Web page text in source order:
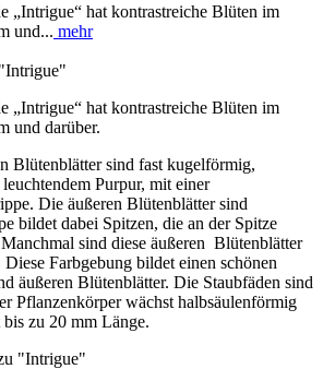
„Intrigue“ hat kontrastreiche Blüten im
und... mehr
„Intrigue“ hat kontrastreiche Blüten im
und darüber.
Blütenblätter sind fast kugelförmig,
Purpur, mit einer
Die äußeren Blütenblätter sind
bildet dabei Spitzen, die an der Spitze
sind diese äußeren Blütenblätter
Farbgebung bildet einen schönen
äußeren Blütenblätter. Die Staubfäden sind
Pflanzenkörper wächst halbsäulenförmig
zu 20 mm Länge.
"Intrigue"